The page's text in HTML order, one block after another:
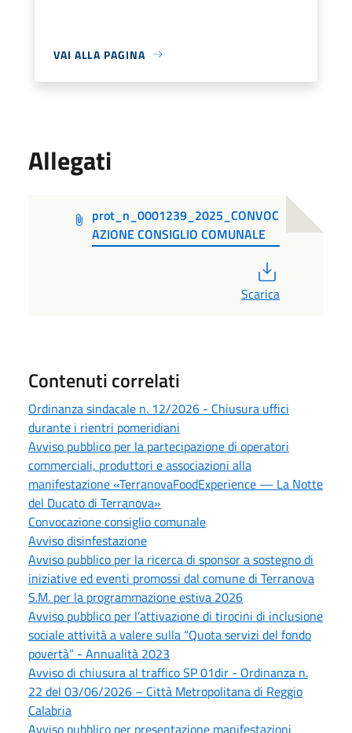
VAI ALLA PAGINA
Allegati
prot_n_0001239_2025_CONVOC
AZIONE CONSIGLIO COMUNALE
Scarica
Contenuti correlati
Ordinanza sindacale n. 12/2026 - Chiusura uffici
durante i rientri pomeridiani
Avviso pubblico per la partecipazione di operatori
commerciali, produttori e associazioni alla
manifestazione «TerranovaFoodExperience — La Notte
del Ducato di Terranova»
Convocazione consiglio comunale
Avviso disinfestazione
Avviso pubblico per la ricerca di sponsor a sostegno di
iniziative ed eventi promossi dal comune di Terranova
S.M. per la programmazione estiva 2026
Avviso pubblico per l’attivazione di tirocini di inclusione
sociale attività a valere sulla “Quota servizi del fondo
povertà” - Annualità 2023
Avviso di chiusura al traffico SP 01dir - Ordinanza n.
22 del 03/06/2026 – Città Metropolitana di Reggio
Calabria
Avviso pubblico per presentazione manifestazioni